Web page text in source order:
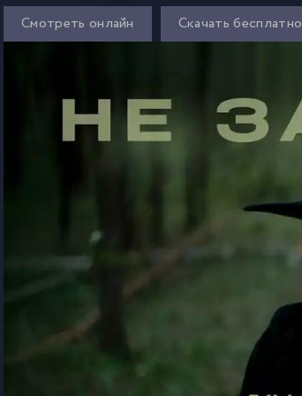
Смотреть онлайн Скачать бесплатно